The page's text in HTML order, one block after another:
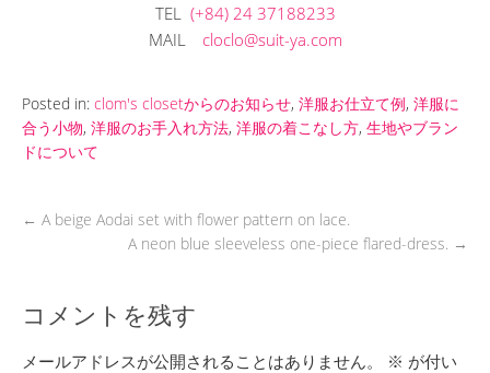
TEL (+84) 24 37188233
MAIL cloclo@suit-ya.com
Posted in: clom's closetからのお知らせ, 洋服お仕立て例, 洋服に
合う小物, 洋服のお手入れ方法, 洋服の着こなし方, 生地やブラン
ドについて
← A beige Aodai set with flower pattern on lace.
A neon blue sleeveless one-piece flared-dress. →
コメントを残す
メールアドレスが公開されることはありません。 ※ が付い